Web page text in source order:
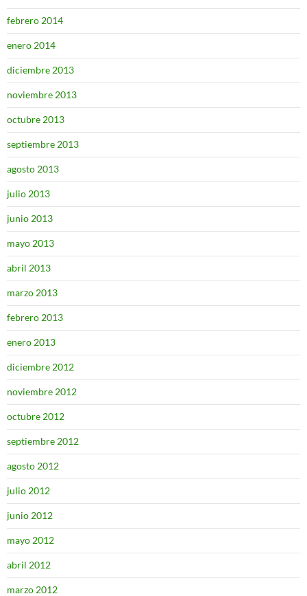
febrero 2014
enero 2014
diciembre 2013
noviembre 2013
octubre 2013
septiembre 2013
agosto 2013
julio 2013
junio 2013
mayo 2013
abril 2013
marzo 2013
febrero 2013
enero 2013
diciembre 2012
noviembre 2012
octubre 2012
septiembre 2012
agosto 2012
julio 2012
junio 2012
mayo 2012
abril 2012
marzo 2012